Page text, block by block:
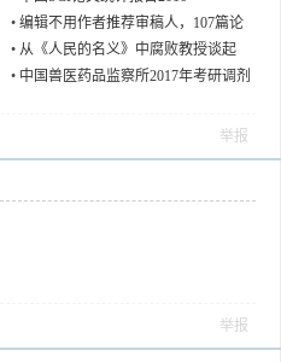
• 编辑不用作者推荐审稿人，107篇论
文还该撤？
• 从《人民的名义》中腐败教授谈起
• 中国兽医药品监察所2017年考研调剂
举报
举报